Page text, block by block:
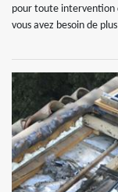
pour toute intervention
vous avez besoin de